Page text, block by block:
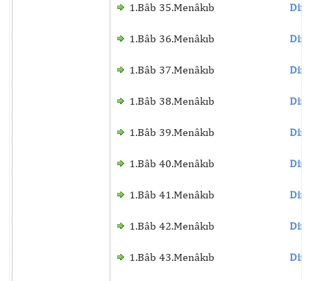
1.Bâb 35.Menâkıb
1.Bâb 36.Menâkıb
1.Bâb 37.Menâkıb
1.Bâb 38.Menâkıb
1.Bâb 39.Menâkıb
1.Bâb 40.Menâkıb
1.Bâb 41.Menâkıb
1.Bâb 42.Menâkıb
1.Bâb 43.Menâkıb